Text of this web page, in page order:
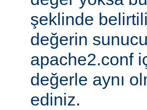
şeklinde
değerin sunucu
apache2.conf
değerle aynı
ediniz.